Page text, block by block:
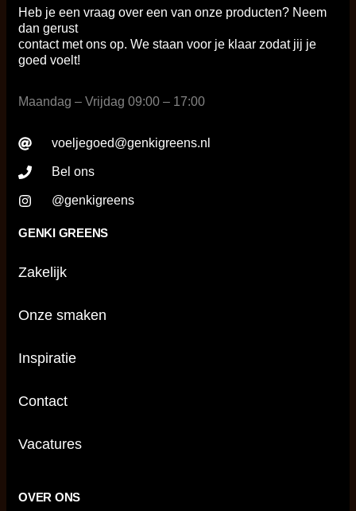
Heb je een vraag over een van onze producten? Neem
dan gerust
contact met ons op. We staan voor je klaar zodat jij je
goed voelt!
Maandag – Vrijdag 09:00 – 17:00
voeljegoed@genkigreens.nl
Bel ons
@genkigreens
GENKI GREENS
Zakelijk
Onze smaken
Inspiratie
Contact
Vacatures
OVER ONS